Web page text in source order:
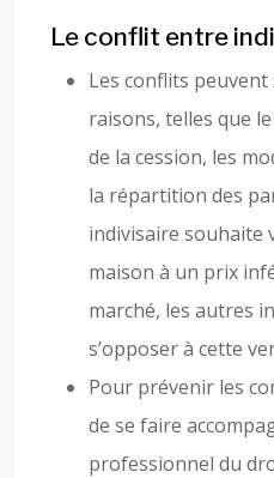
Le conflit entre
Les conflits
raisons, telles que
de la cession, les
la répartition des
indivisaire souhaite
maison à un prix
marché, les autres
s’opposer à cette
Pour prévenir les
de se faire
professionnel du